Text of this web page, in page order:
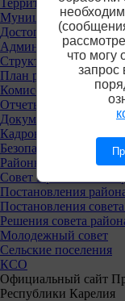
что могу
запрос
Территориальная
Муниципальные
Администрация
Структура
План работы
Комиссии
Отчеты
Документы
Кадровая политика
Безопасность
Районный совет
Совет Прионежского
Постановления
Постановления
Решения совета
Молодежный совет
Сельские поселения
КСО
Официальный сайт
Республики Карелия